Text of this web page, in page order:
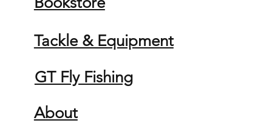
Tackle & Equipment
GT Fly Fishing
About